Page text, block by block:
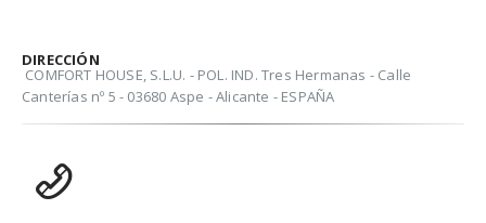
DIRECCIÓN
COMFORT HOUSE, S.L.U. - POL. IND. Tres Hermanas - Calle
Canterías nº 5 - 03680 Aspe - Alicante - ESPAÑA